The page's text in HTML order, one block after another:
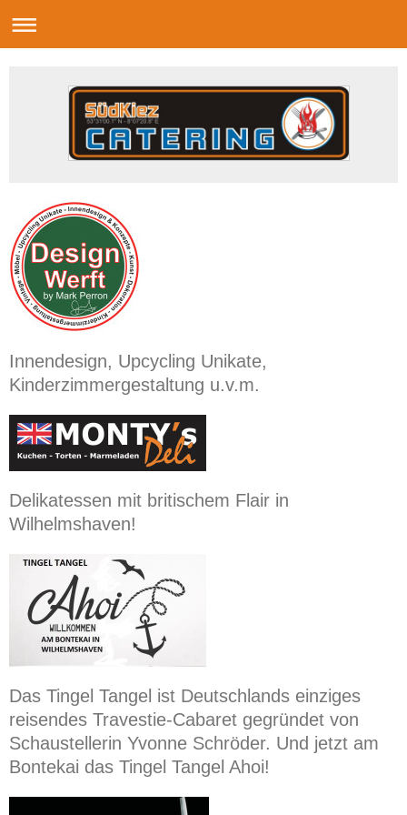
Innendesign, Upcycling Unikate,
Kinderzimmergestaltung u.v.m.
Delikatessen mit britischem Flair in
Wilhelmshaven!
Das Tingel Tangel ist Deutschlands einziges
reisendes Travestie-Cabaret gegründet von
Schaustellerin Yvonne Schröder. Und jetzt am
Bontekai das Tingel Tangel Ahoi!